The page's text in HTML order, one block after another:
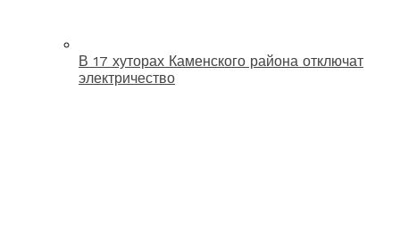
В 17 хуторах Каменского района отключат
электричество